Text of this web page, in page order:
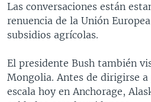
NOTA ECONÓMICA
ENTRETENIMIENTO
Idiomas
Las conversaciones están
renuencia de la Unión
subsidios agrícolas.
El presidente Bush también
Mongolia. Antes de dirigirse a
escala hoy en Anchorage,